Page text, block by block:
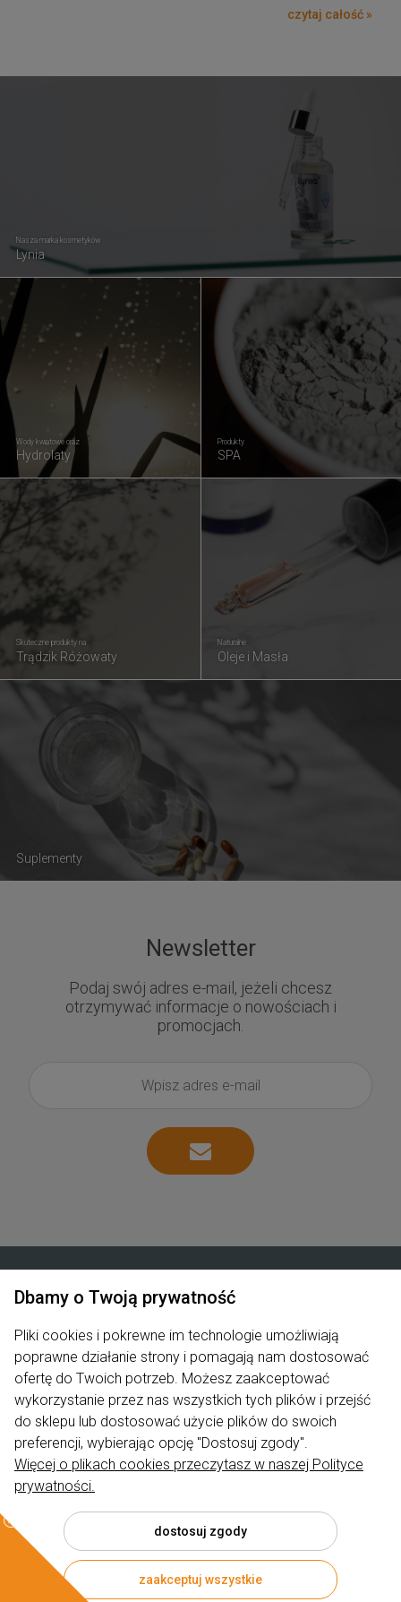
czytaj całość »
Nasza marka kosmetyków
Lynia
Wody kwiatowe oraz
Hydrolaty
Produkty
SPA
Suplementy
Skuteczne produkty na
Trądzik Różowaty
Naturalne
Oleje i Masła
Newsletter
Podaj swój adres e-mail, jeżeli chcesz
otrzymywać informacje o nowościach i
promocjach.
Produkty
Pomoc
Moje konto
Informacje
© 2026 rumiano.pl . Wszelkie prawa zastrzeżone.
Styl graficzny ShopGadget.pl
Sklep internetowy Shoper.pl
Dbamy o Twoją prywatność
Pliki cookies i pokrewne im technologie umożliwiają
poprawne działanie strony i pomagają nam dostosować
ofertę do Twoich potrzeb. Możesz zaakceptować
wykorzystanie przez nas wszystkich tych plików i przejść
do sklepu lub dostosować użycie plików do swoich
preferencji, wybierając opcję "Dostosuj zgody".
Więcej o plikach cookies przeczytasz w naszej Polityce
prywatności.
dostosuj zgody
zaakceptuj wszystkie